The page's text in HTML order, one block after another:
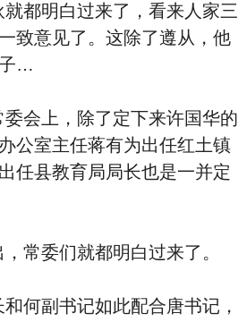
明白过来了，看来人家三
致意见了。这除了遵从，他
…
上，除了定下来许国华的
公室主任蒋有为出任红土镇
任县教育局局长也是一并定
委们就都明白过来了。
副书记如此配合唐书记，